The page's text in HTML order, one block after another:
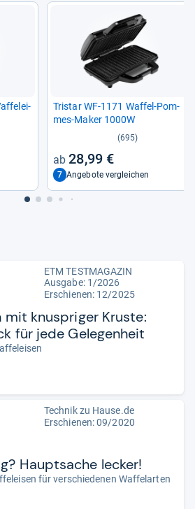
Tri­star WF-​1171 Waf­fel-​Pom­
mes-​Maker 1000W
(695)
28,99 €
7 Angebote vergleichen
ETM TESTMAGAZIN
Ausgabe: 1/2026
Erschienen: 12/2025
knuspriger Kruste:
für jede Gelegenheit
Technik zu Hause.de
Erschienen: 09/2020
Hauptsache lecker!
für verschiedenen Waffelarten